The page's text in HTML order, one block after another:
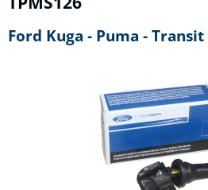
Ford Kuga - Puma -